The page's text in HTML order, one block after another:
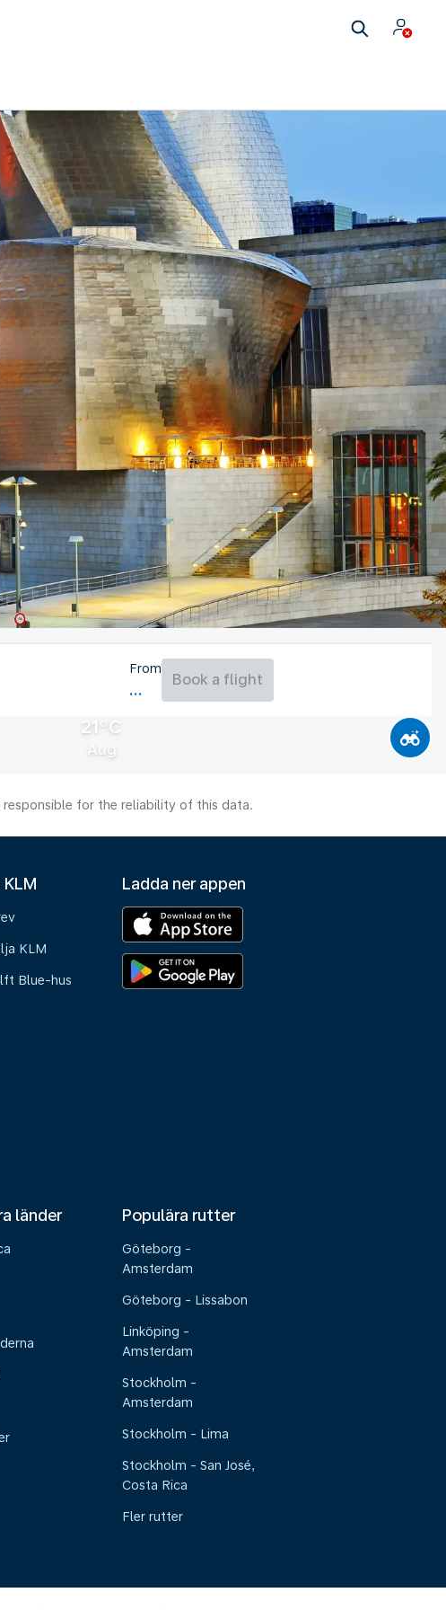
21°C
Aug
From
Book a flight
for the reliability of this data.
KLM
Blue-hus
Ladda ner appen
länder Populära rutter
Göteborg -
Amsterdam
Göteborg - Lissabon
Linköping -
Amsterdam
Stockholm -
Amsterdam
Stockholm - Lima
Stockholm - San José,
Costa Rica
Fler rutter